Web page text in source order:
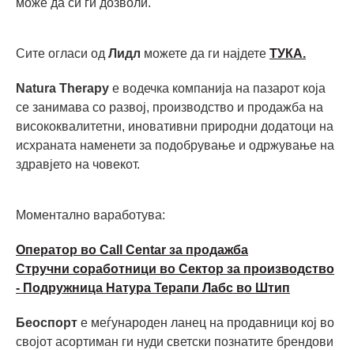
може да си ги дозволи.
Сите огласи од Лидл можете да ги најдете ТУКА.
Natura Therapy е водечка компанија на пазарот која
се занимава со развој, производство и продажба на
висококвалитетни, иновативни природни додатоци на
исхраната наменети за подобрување и одржување на
здравјето на човекот.
Моментално ваработува:
Оператор во Call Centar за продажба
Стручни соработници во Сектор за производство
- Подружница Натура Терапи Лабс во Штип
Беоспорт е меѓународен ланец на продавници кој во
својот асортиман ги нуди светски познатите брендови